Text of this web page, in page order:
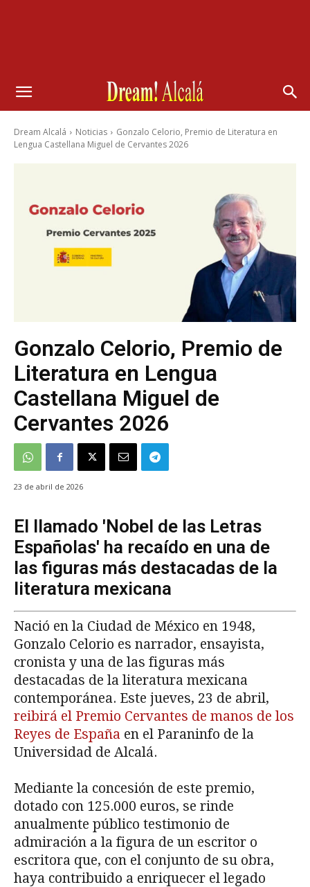
Dream Alcalá Noticias
Gonzalo Celorio, Premio de Literatura en
Lengua Castellana Miguel de Cervantes 2026
Gonzalo Celorio, Premio de
Literatura en Lengua
Castellana Miguel de
Cervantes 2026
23 de abril de 2026
El llamado 'Nobel de las Letras
Españolas' ha recaído en una de
las figuras más destacadas de la
literatura mexicana
Nació en la Ciudad de México en 1948,
Gonzalo Celorio es narrador, ensayista,
cronista y una de las figuras más
destacadas de la literatura mexicana
contemporánea. Este jueves, 23 de abril,
reibirá el Premio Cervantes de manos de los
Reyes de España en el Paraninfo de la
Universidad de Alcalá.
Mediante la concesión de este premio,
dotado con 125.000 euros, se rinde
anualmente público testimonio de
admiración a la figura de un escritor o
escritora que, con el conjunto de su obra,
haya contribuido a enriquecer el legado